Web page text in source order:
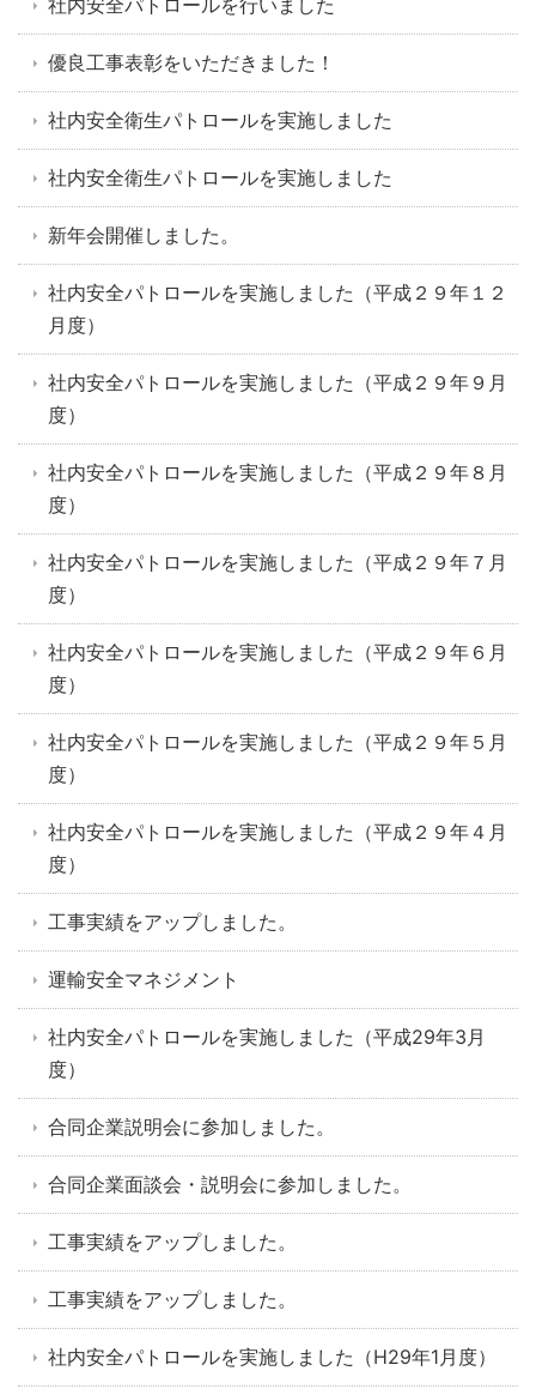
優良工事表彰をいただきました！
社内安全衛生パトロールを実施しました
社内安全衛生パトロールを実施しました
新年会開催しました。
社内安全パトロールを実施しました（平成２９年１２
月度）
社内安全パトロールを実施しました（平成２９年９月
度）
社内安全パトロールを実施しました（平成２９年８月
度）
社内安全パトロールを実施しました（平成２９年７月
度）
社内安全パトロールを実施しました（平成２９年６月
度）
社内安全パトロールを実施しました（平成２９年５月
度）
社内安全パトロールを実施しました（平成２９年４月
度）
工事実績をアップしました。
運輸安全マネジメント
社内安全パトロールを実施しました（平成29年3月
度）
合同企業説明会に参加しました。
合同企業面談会・説明会に参加しました。
工事実績をアップしました。
工事実績をアップしました。
社内安全パトロールを実施しました（H29年1月度）